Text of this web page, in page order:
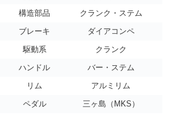
構造部品
クランク・ステム
ブレーキ
ダイアコンペ
駆動系
クランク
ハンドル
バー・ステム
リム
アルミリム
ペダル 三ヶ島（MKS）